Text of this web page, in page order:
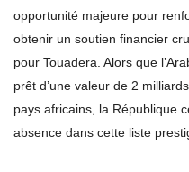
opportunité majeure pour
obtenir un soutien financier
pour Touadera. Alors que
prêt d’une valeur de 2
pays africains, la République
absence dans cette liste